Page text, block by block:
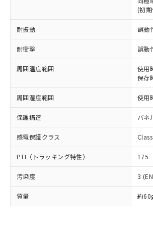
(初
耐振動 誤動
耐衝撃 誤動
周囲温度範囲
使用
保存
周囲湿度範囲 使用
保護構造 パネ
感電保護クラス
PTI（トラッキング特性） 175
汚染度 3
質量 約
在庫状況および標準価格照
記載している更新日時点で
タに基づき作成されるもの
覧された時点での実際の在
準価格とは異なる場合があ
正式な納期状況および標準
様のお取引先、またはお客
ムロン制御機器販売店・当
オムロン制御機器販売店や
販売ネットワーク
在庫状況および標準価格結果
事前の承諾なく第三者に漏洩
示しないようお願いします。
マイパーツ機能（部品リス
ビス）をご利用いただくに
メンバーズにご登録されて
あります。
鉛(Pb) 1000ppm以下、 水銀(Hg)
類(PBB) 1000ppm以下、ポリ臭化ジフェ
(PBDE) 1000ppm以下、フタル酸ビス(2-エ
ル) (DEHP)(別名：DOP) 1000ppm以下、
ルベンジル（BBP） 1000ppm以下、フタ
（DBP） 1000ppm以下、フタル酸ジイソ
但し、RoHS指令で産業用監視および制御
図的な使用がないことを確認しています。
部品在庫の切り替え状況などに
月が前後することがあります。
*中国RoHS10物質の基準値 (GB/T26572)：
Pb(鉛) :1000ppm、 Hg(水銀) : 1000ppm、
Cr(Ⅵ)(六価クロム) : 1000ppm、 PBBs(ポ
ニル類) : 1000ppm、 PBDEs(ポリ臭化ジフ
ル類) : 1000ppm、
DBP(フタル酸ジブチル) : 1000ppm、
イソブチル) : 1000ppm、 BBP(フタル酸ブ
DEHP(フタル酸ビス(2-エチルヘキシル)) :
「ｅ」：有害物質（10物質）の
準値以下であることを示します。
「10」：通常の使用状況下にお
質が外部に漏えいし、環境に深
及ぼさない年数を意味します。
「－」：未確認です。当社販売部
（以下｢規制貨物等」という
または国外への提供する場
国政府の輸出許可(または役
可)を取得するなどの必要な
当社は規制貨物を破棄する
全に破砕するなど、違法に
いよう必要な手段を講じま
当社は貴社製品を、核兵器
ル、化学兵器、生物兵器ま
武器並びにこれらの製造装
当社は、貴社製品を第三者に
場合は、上記1、2および3
該第三者に通知します。また
販売先および販売に係わる
法に輸出するおそれがある
り引きをいたしません。
一定数以上の在庫あり
一定数には満たないが
在庫なし(最新の在庫状
いては、お客様のお取
たはお客様担当のオム
機器販売店・当社販売員
認ください)
受注生産機種、また在
情報を公開していない